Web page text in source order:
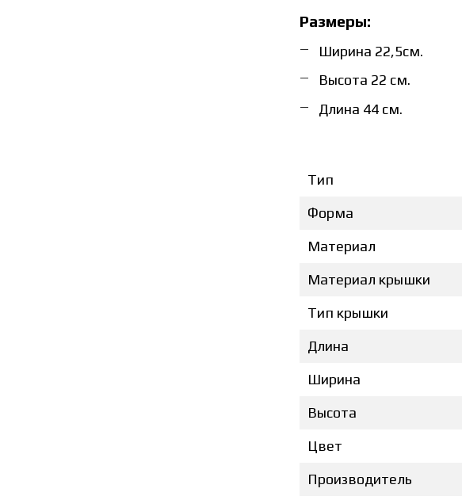
Размеры:
Ширина 22,5см.
Высота 22 см.
Длина 44 см.
Тип
Форма
Материал
Материал крышки
Тип крышки
Длина
Ширина
Высота
Цвет
Производитель